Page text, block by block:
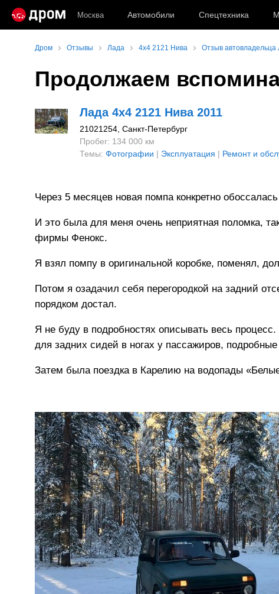
Москва Автомобили Спецтехника
Дром Отзывы Лада 4x4 2121 Нива Отзыв
Продолжаем
Лада 4x4 2121 Нива 2011
21021254 , Санкт-Петербург
Пробег: 134 000 км
Темы: Фотографии | Эксплуатация | Ремонт и
Через 5 месяцев новая помпа конкретно
И это была для меня очень неприятная поломка,
фирмы Фенокс.
Я взял помпу в оригинальной коробке, поменял,
Потом я озадачил себя перегородкой на задний
порядком достал.
Я не буду в подробностях описывать весь
для задних сидей в ногах у пассажиров,
Затем была поездка в Карелию на водопады